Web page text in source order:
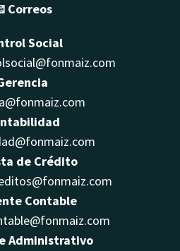
Correos
Social
de Crédito
Contable
Administrativo